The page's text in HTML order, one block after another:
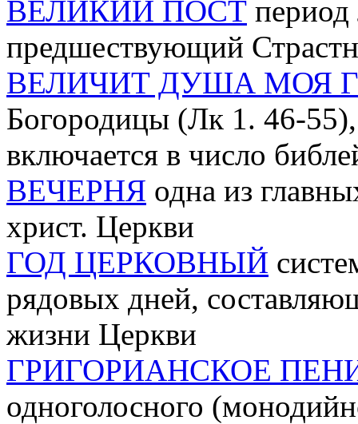
ВЕЛИКИЙ ПОСТ период
предшествующий
ВЕЛИЧИТ ДУША МОЯ
Богородицы (Лк 1. 46-
включается в число
ВЕЧЕРНЯ одна из
христ. Церкви
ГОД ЦЕРКОВНЫЙ
рядовых дней,
жизни Церкви
ГРИГОРИАНСКОЕ
одноголосного